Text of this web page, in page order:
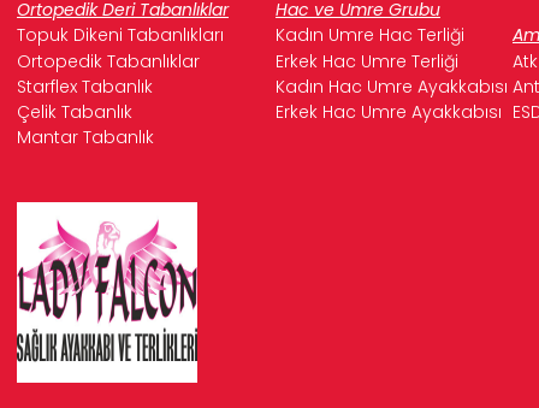
Ortopedik Deri Tabanlıklar
Hac ve Umre Grubu
Topuk Dikeni Tabanlıkları
Kadın Umre Hac Terliği
Ortopedik Tabanlıklar
Erkek Hac Umre Terliği
Starflex Tabanlık
Kadın Hac Umre Ayakkabısı
Çelik Tabanlık
Erkek Hac Umre Ayakkabısı
Mantar Tabanlık